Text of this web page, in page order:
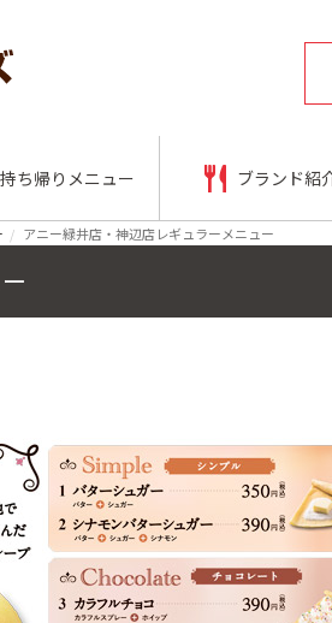
ち帰りメニュー ブランド紹
アニー緑井店・神辺店レギュラーメニュー